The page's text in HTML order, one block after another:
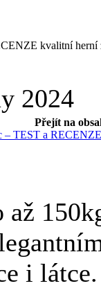
kvalitní herní
2024
Přejít na
– TEST a
i látce.